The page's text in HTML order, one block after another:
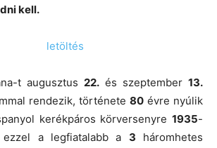
kell.
t augusztus 22. és szeptember 13.
rendezik, története 80 évre nyúlik
kerékpáros körversenyre 1935-
a legfiatalabb a 3 háromhetes